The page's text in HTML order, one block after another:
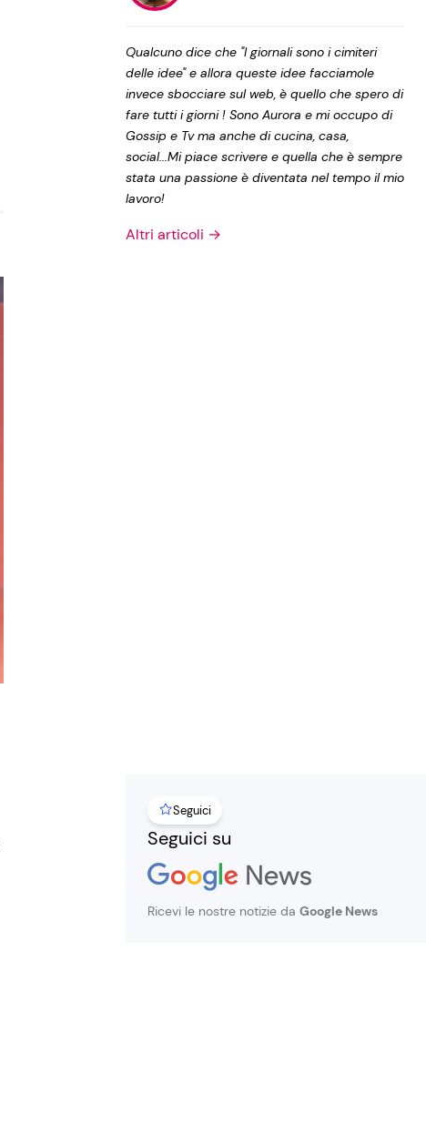
Privacy Policy
Qualcuno dice che "I giornali sono i cimiteri
delle idee" e allora queste idee facciamole
invece sbocciare sul web, è quello che spero di
fare tutti i giorni ! Sono Aurora e mi occupo di
Gossip e Tv ma anche di cucina, casa,
social...Mi piace scrivere e quella che è sempre
stata una passione è diventata nel tempo il mio
lavoro!
Altri articoli →
Seguici
Seguici su
Ricevi le nostre notizie da Google News